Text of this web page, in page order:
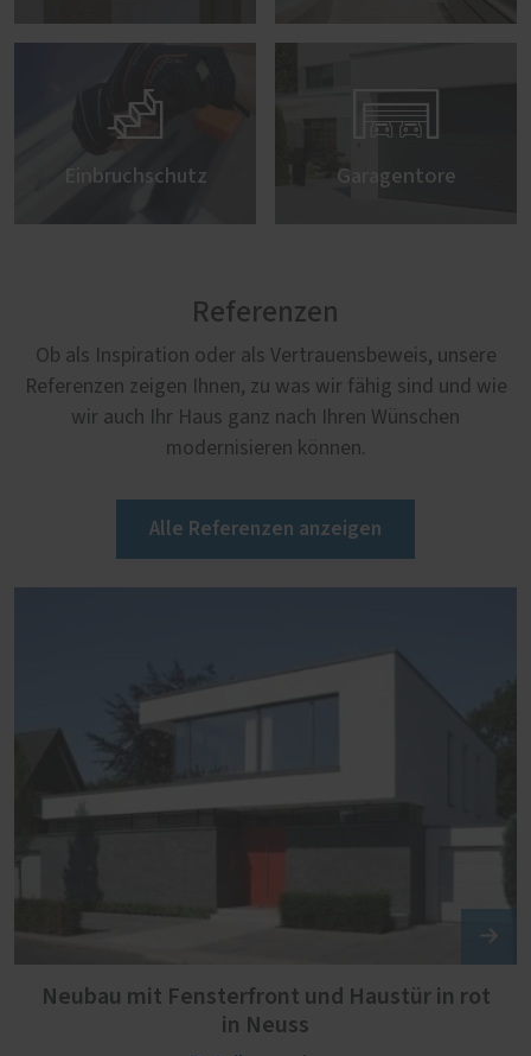

Einbruchschutz

Garagentore
Referenzen
Ob als Inspiration oder als Vertrauensbeweis, unsere
Referenzen zeigen Ihnen, zu was wir fähig sind und wie
wir auch Ihr Haus ganz nach Ihren Wünschen
modernisieren können.
Alle Referenzen anzeigen
Neubau mit Fensterfront und Haustür in rot
in Neuss